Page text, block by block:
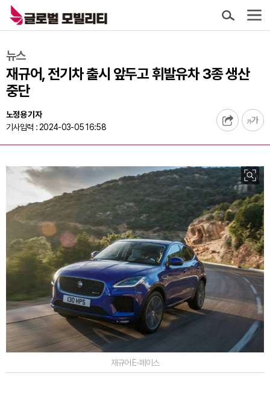
뉴스
재규어, 전기차 출시 앞두고 휘발유차 3종 생산
중단
노정용 기자
기사입력 : 2024-03-05 16:58
재규어 E-페이스